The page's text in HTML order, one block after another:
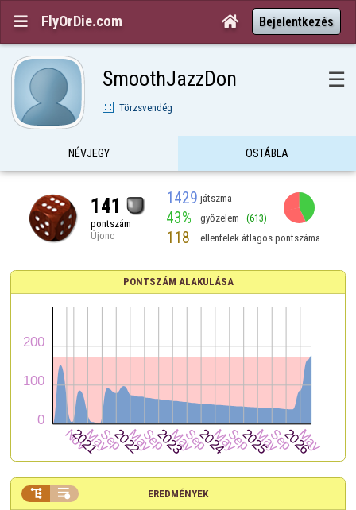
 FlyOrDie.com  Bejelentkezés
SmoothJazzDon ☰
Törzsvendég
NÉVJEGY OSTÁBLA
141
pontszám
Újonc
1429 játszma
43% győzelem (613)
118 ellenfelek átlagos pontszáma
PONTSZÁM ALAKULÁSA
EREDMÉNYEK
 